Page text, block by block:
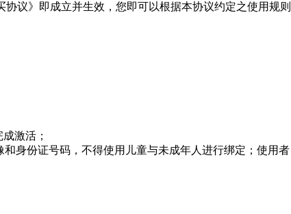
议》即成立并生效，您即可以根据本协议约定之使用规则
激活；
身份证号码，不得使用儿童与未成年人进行绑定；使用者